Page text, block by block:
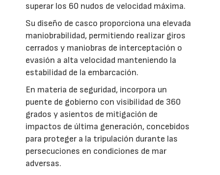
superar los 60 nudos de velocidad máxima.
Su diseño de casco proporciona una elevada
maniobrabilidad, permitiendo realizar giros
cerrados y maniobras de interceptación o
evasión a alta velocidad manteniendo la
estabilidad de la embarcación.
En materia de seguridad, incorpora un
puente de gobierno con visibilidad de 360
grados y asientos de mitigación de
impactos de última generación, concebidos
para proteger a la tripulación durante las
persecuciones en condiciones de mar
adversas.